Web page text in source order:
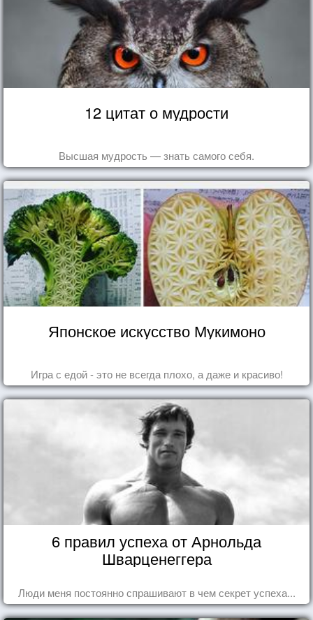
12 цитат о мудрости
Высшая мудрость — знать самого себя.
Японское искусство Мукимоно
Игра с едой - это не всегда плохо, а даже и красиво!
6 правил успеха от Арнольда
Шварценеггера
Люди меня постоянно спрашивают в чем секрет успеха...